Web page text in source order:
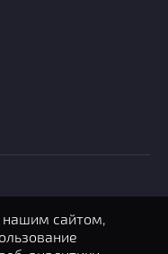
нашим сайтом,